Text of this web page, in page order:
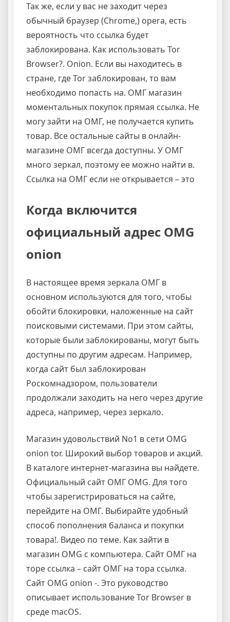
Так же, если у вас не заходит через
обычный браузер (Chrome,) opera, есть
вероятность что ссылка будет
заблокирована. Как использовать Tor
Browser?. Onion. Если вы находитесь в
стране, где Tor заблокирован, то вам
необходимо попасть на. ОМГ магазин
моментальных покупок прямая ссылка. Не
могу зайти на ОМГ, не получается купить
товар. Все остальные сайты в онлайн-
магазине ОМГ всегда доступны. У ОМГ
много зеркал, поэтому ее можно найти в.
Ссылка на ОМГ если не открывается – это
Когда включится
официальный адрес OMG
onion
В настоящее время зеркала ОМГ в
основном используются для того, чтобы
обойти блокировки, наложенные на сайт
поисковыми системами. При этом сайты,
которые были заблокированы, могут быть
доступны по другим адресам. Например,
когда сайт был заблокирован
Роскомнадзором, пользователи
продолжали заходить на него через другие
адреса, например, через зеркало.
Магазин удовольствий No1 в сети OMG
onion tor. Широкий выбор товаров и акций.
В каталоге интернет-магазина вы найдете.
Официальный сайт ОМГ OMG. Для того
чтобы зарегистрироваться на сайте,
перейдите на ОМГ. Выбирайте удобный
способ пополнения баланса и покупки
товара!. Видео по теме. Как зайти в
магазин OMG с компьютера. Сайт ОМГ на
торе ссылка – сайт ОМГ на тора ссылка.
Сайт OMG onion -. Это руководство
описывает использование Tor Browser в
среде macOS.